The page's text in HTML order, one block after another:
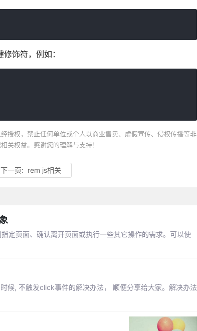
饰符，例如：
授权，禁止任何单位或个人以商业售卖、虚假宣传、侵权传播等非
关权益。感谢您的理解与支持！
下一页: rem js相关
定页面、确认离开页面或执行一些其它操作的需求。可以使
候, 不触发click事件的解决办法， 顺便分享给大家。解决办法